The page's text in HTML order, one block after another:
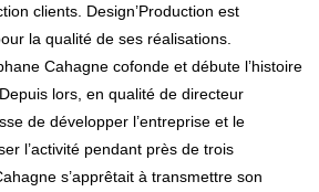
clients. Design’Production est
la qualité de ses réalisations.
Cahagne cofonde et débute l’histoire
lors, en qualité de directeur
de développer l’entreprise et le
l’activité pendant près de trois
s’apprêtait à transmettre son